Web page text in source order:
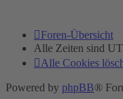
Foren-Übersicht
Alle Zeiten sind
Alle Cookies
Powered by phpBB®